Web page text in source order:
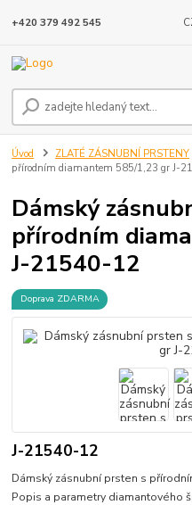
+420 379 492 545
Úvod ZLATÉ ZÁSNUBNÍ PRSTENY
přírodním diamantem 585/1,23 gr J-
Dámský
přírodním
J-21540-12
Doprava ZDARMA
J-21540-12
Dámský zásnubní prsten s
Popis a parametry diamantového